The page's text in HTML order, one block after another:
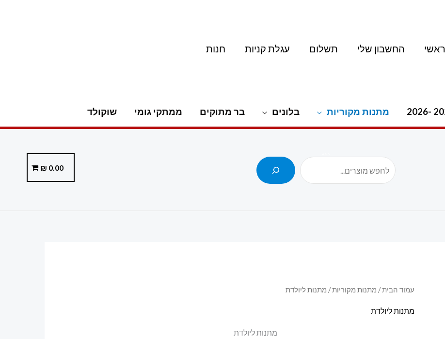
ראשי החשבון שלי תשלום עגלת קניות חנות
מתנות מקוריות בלונים בר מתוקים ממתקי גומי שוקולד
0.00
₪
עמוד הבית/ מתנות מקוריות/ מתנות ליולדת
מתנות ליולדת
מתנות ליולדת